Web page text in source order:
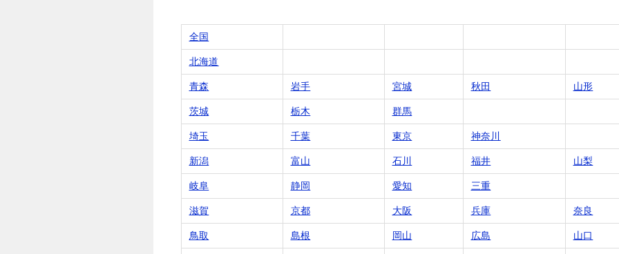
全国
北海道
青森 岩手 宮城 秋田 山形
茨城 栃木 群馬
埼玉 千葉 東京 神奈川
新潟 富山 石川 福井 山梨
岐阜 静岡 愛知 三重
滋賀 京都 大阪 兵庫 奈良
鳥取 島根 岡山 広島 山口